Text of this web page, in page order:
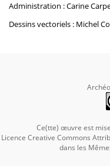
Administration : Carine
Dessins vectoriels : Michel
Ce(tte) œuvre est
Licence Creative Commons
dans les